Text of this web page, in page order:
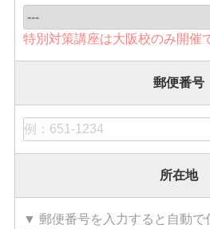
特別対策講座は大阪校のみ開催
郵便番号
所在地
▼ 郵便番号を入力すると自動で